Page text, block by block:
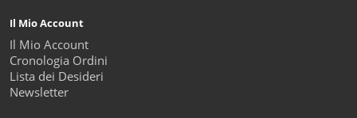
Il Mio Account
Il Mio Account
Cronologia Ordini
Lista dei Desideri
Newsletter